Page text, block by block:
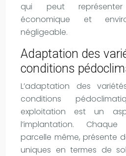
qui peut
économique et
négligeable.
Adaptation des
conditions
L’adaptation des
conditions
exploitation est un
l’implantation.
parcelle même, présente
uniques en termes de